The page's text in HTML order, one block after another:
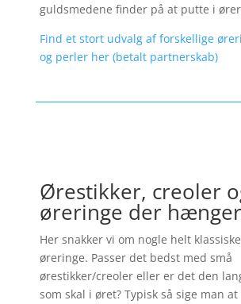
guldsmedene finder på at putte i
Find et stort udvalg af forskellige
og perler her (betalt partnerskab)
Ørestikker, creoler
øreringe der hænger
Her snakker vi om nogle helt
øreringe. Passer det bedst med små
ørestikker/creoler eller er det den
som skal i øret? Typisk så sige man